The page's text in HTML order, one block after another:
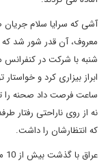
آشی که سرایا سلام
معروف، آن قدر شور شد
شنبه با شرکت در کنفرانس
ابراز بیزاری کرد و
ساعت فرصت داد صحنه را
نه از روی ناراحتی رفتار
که انتظارشان را داشت.